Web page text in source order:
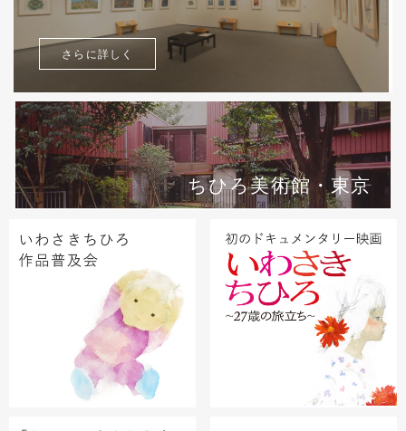
さらに詳しく
ちひろ美術館・東京